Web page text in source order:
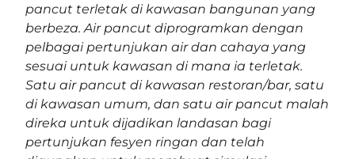
pancut terletak di kawasan bangunan yang
berbeza. Air pancut diprogramkan dengan
pelbagai pertunjukan air dan cahaya yang
sesuai untuk kawasan di mana ia terletak.
Satu air pancut di kawasan restoran/bar, satu
di kawasan umum, dan satu air pancut malah
direka untuk dijadikan landasan bagi
pertunjukan fesyen ringan dan telah